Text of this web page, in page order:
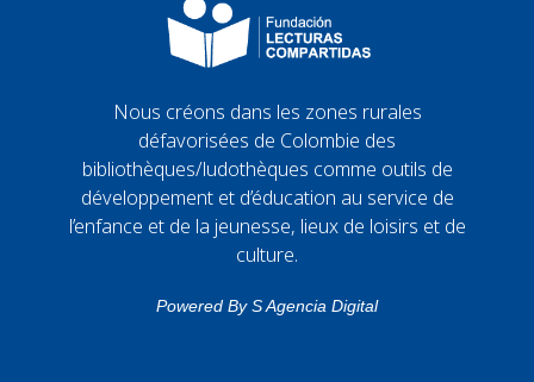
Nous créons dans les zones rurales
défavorisées de Colombie des
bibliothèques/ludothèques comme outils de
développement et d’éducation au service de
l’enfance et de la jeunesse, lieux de loisirs et de
culture.
Powered ByS Agencia Digital